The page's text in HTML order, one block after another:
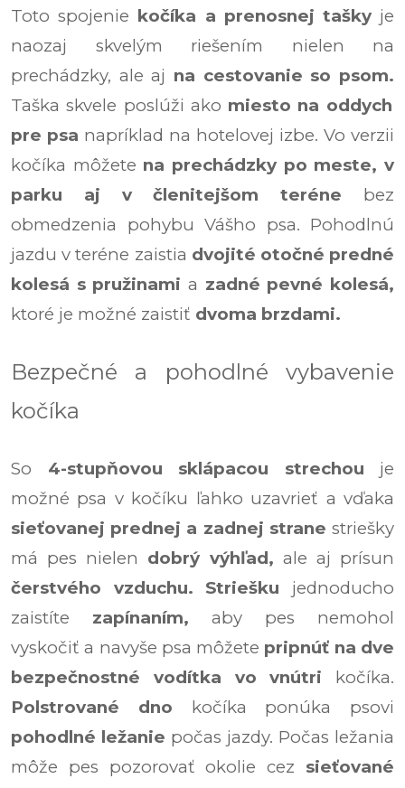
Toto spojenie kočíka a prenosnej taškyje
naozaj skvelým riešením nielen na
prechádzky, ale aj na cestovanie so psom.
Taška skvele poslúži ako miesto na oddych
pre psa napríklad na hotelovej izbe. Vo verzii
kočíka môžete na prechádzky po meste, v
parku aj v členitejšom teréne bez
obmedzenia pohybu Vášho psa. Pohodlnú
jazdu v teréne zaistia dvojité otočné predné
kolesá s pružinami a zadné pevné kolesá,
ktoré je možné zaistiť dvoma brzdami.
Bezpečné a pohodlné vybavenie
kočíka
So 4-stupňovou sklápacou strechou je
možné psa v kočíku ľahko uzavrieť a vďaka
sieťovanej prednej a zadnej strane striešky
má pes nielen dobrý výhľad, ale aj prísun
čerstvého vzduchu.
Striešku jednoducho
zaistíte zapínaním, aby pes nemohol
vyskočiť a navyše psa môžete pripnúť na dve
bezpečnostné vodítka vo vnútri kočíka.
Polstrované dno kočíka ponúka psovi
pohodlné ležanie počas jazdy. Počas ležania
môže pes pozorovať okolie cez sieťované